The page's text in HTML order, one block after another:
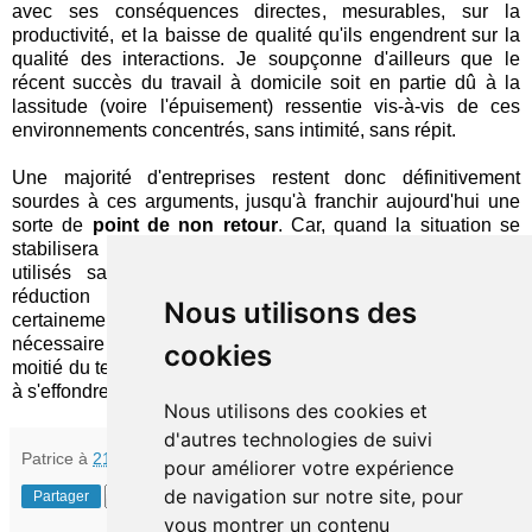
Nous utilisons des
cookies
Nous utilisons des cookies et
d'autres technologies de suivi
pour améliorer votre expérience
de navigation sur notre site, pour
vous montrer un contenu
avec ses conséquences directes, mesurables, sur la
productivité, et la baisse de qualité qu'ils engendrent sur la
qualité des interactions. Je soupçonne d'ailleurs que le
récent succès du travail à domicile soit en partie dû à la
lassitude (voire l'épuisement) ressentie vis-à-vis de ces
environnements concentrés, sans intimité, sans répit.
Une majorité d'entreprises restent donc définitivement
sourdes à ces arguments, jusqu'à franchir aujourd'hui une
sorte de point de non retour. Car, quand la situation se
stabilisera et que tous les postes pourront à nouveau être
utilisés sans risques de contagion, une opération de
réduction massive des surfaces de bureau sera
certainement engagée, ne laissant que le minimum
nécessaire pour chaque personne présente environ la
moitié du temps. Et l'efficacité des collaborateurs continuera
à s'effondrer…
Patrice à 21:30
Partager